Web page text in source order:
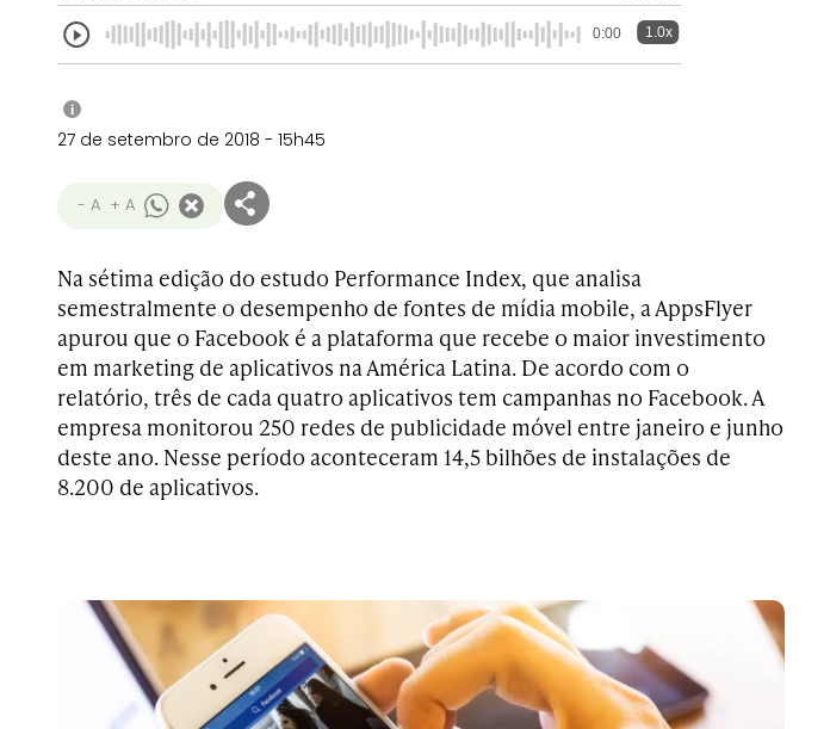
0:00 1.0x
i
27 de setembro de 2018 - 15h45
- A + A
Na sétima edição do estudo Performance Index, que analisa
semestralmente o desempenho de fontes de mídia mobile, a AppsFlyer
apurou que o Facebook é a plataforma que recebe o maior investimento
em marketing de aplicativos na América Latina. De acordo com o
relatório, três de cada quatro aplicativos tem campanhas no Facebook. A
empresa monitorou 250 redes de publicidade móvel entre janeiro e junho
deste ano. Nesse período aconteceram 14,5 bilhões de instalações de
8.200 de aplicativos.